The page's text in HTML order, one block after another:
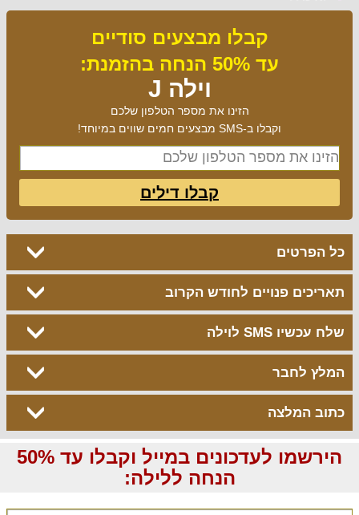
קבלו מבצעים סודיים
עד 50% הנחה בהזמנת:
וילה J
הזינו את מספר הטלפון שלכם
וקבלו ב-SMS מבצעים חמים שווים במיוחד!
קבלו דילים
כל הפרטים
תאריכים פנויים לחודש הקרוב
שלח עכשיו SMS לוילה
המלץ לחבר
כתוב המלצה
הירשמו לעדכונים במייל וקבלו עד 50%
הנחה ללילה: